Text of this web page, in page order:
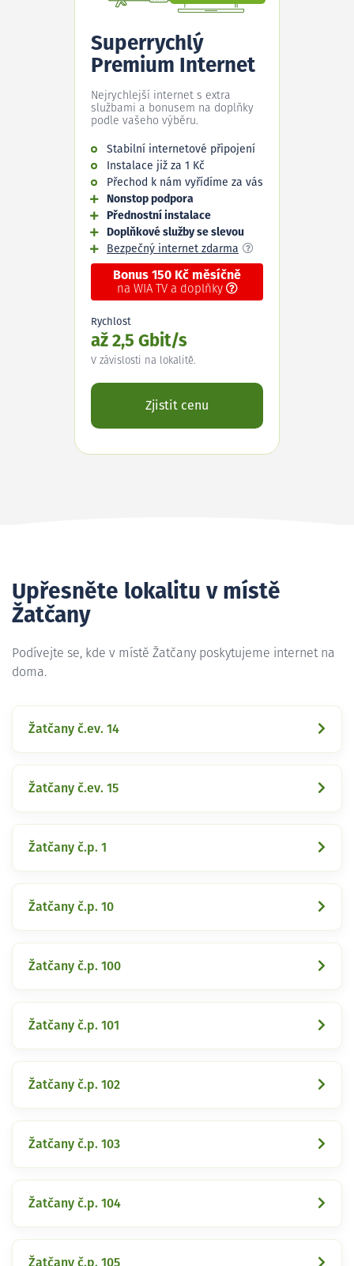
Superrychlý
Premium Internet
Nejrychlejší internet s extra
službami a bonusem na doplňky
podle vašeho výběru.
Stabilní internetové připojení
Instalace již za 1 Kč
Přechod k nám vyřídíme za vás
Nonstop podpora
Přednostní instalace
Doplňkové služby se slevou
Bezpečný internet zdarma
Bonus 150 Kč měsíčně
na WIA TV a doplňky
Rychlost
až 2,5 Gbit/s
V závislosti na lokalitě.
Zjistit cenu
Upřesněte lokalitu v místě
Žatčany
Podívejte se, kde v místě Žatčany poskytujeme internet na
doma.
Žatčany č.ev. 14
Žatčany č.ev. 15
Žatčany č.p. 1
Žatčany č.p. 10
Žatčany č.p. 100
Žatčany č.p. 101
Žatčany č.p. 102
Žatčany č.p. 103
Žatčany č.p. 104
Žatčany č.p. 105